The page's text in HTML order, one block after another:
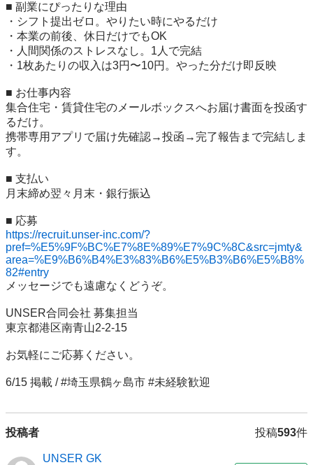
■ 副業にぴったりな理由
・シフト提出ゼロ。やりたい時にやるだけ
・本業の前後、休日だけでもOK
・人間関係のストレスなし。1人で完結
・1枚あたりの収入は3円〜10円。やった分だけ即反映
■ お仕事内容
集合住宅・賃貸住宅のメールボックスへお届け書面を投函す
るだけ。
携帯専用アプリで届け先確認→投函→完了報告まで完結しま
す。
■ 支払い
月末締め翌々月末・銀行振込
https://recruit.unser-inc.com/?
pref=%E5%9F%BC%E7%8E%89%E7%9C%8C&src=jmty&
area=%E9%B6%B4%E3%83%B6%E5%B3%B6%E5%B8%
82#entry
メッセージでも遠慮なくどうぞ。
UNSER合同会社 募集担当
東京都港区南青山2-2-15
お気軽にご応募ください。
6/15 掲載 / #埼玉県鶴ヶ島市 #未経験歓迎
投稿者 投稿593件
UNSER GK